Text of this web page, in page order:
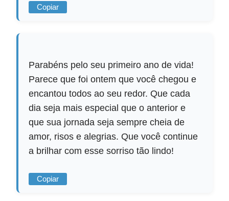
Copiar
Parabéns pelo seu primeiro ano de vida!
Parece que foi ontem que você chegou e
encantou todos ao seu redor. Que cada
dia seja mais especial que o anterior e
que sua jornada seja sempre cheia de
amor, risos e alegrias. Que você continue
a brilhar com esse sorriso tão lindo!
Copiar